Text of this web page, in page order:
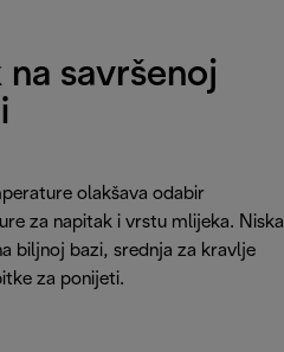
na savršenoj
olakšava odabir
za napitak i vrstu mlijeka. Niska
biljnoj bazi, srednja za kravlje
za ponijeti.